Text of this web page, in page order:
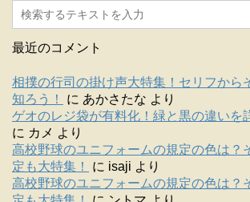
最近のコメント
相撲の行司の掛け声大特集！セリフから
知ろう！
に あかさたな より
ゲオのレジ袋が有料化！緑と黒の違いを
に カメ より
高校野球のユニフォームの規定の色は？
定も大特集！
に isaji より
高校野球のユニフォームの規定の色は？